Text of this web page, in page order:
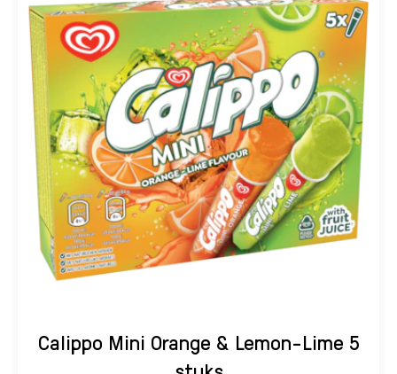
Calippo Mini Orange & Lemon-Lime 5